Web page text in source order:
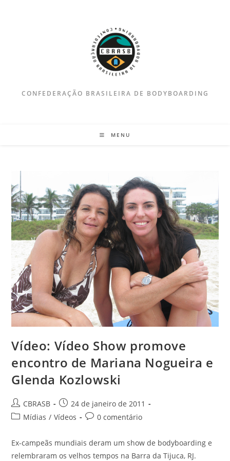
CONFEDERAÇÃO BRASILEIRA DE BODYBOARDING
MENU
Vídeo: Vídeo Show promove
encontro de Mariana Nogueira e
Glenda Kozlowski
Autor
do
CBRASB
Post
publicado:
24 de janeiro de 2011
Categoria
Mídias / Vídeos
Comentários
post:
0 comentário
Ex-campeãs mundiais deram um show de bodyboarding e
relembraram os velhos tempos na Barra da Tijuca, RJ.